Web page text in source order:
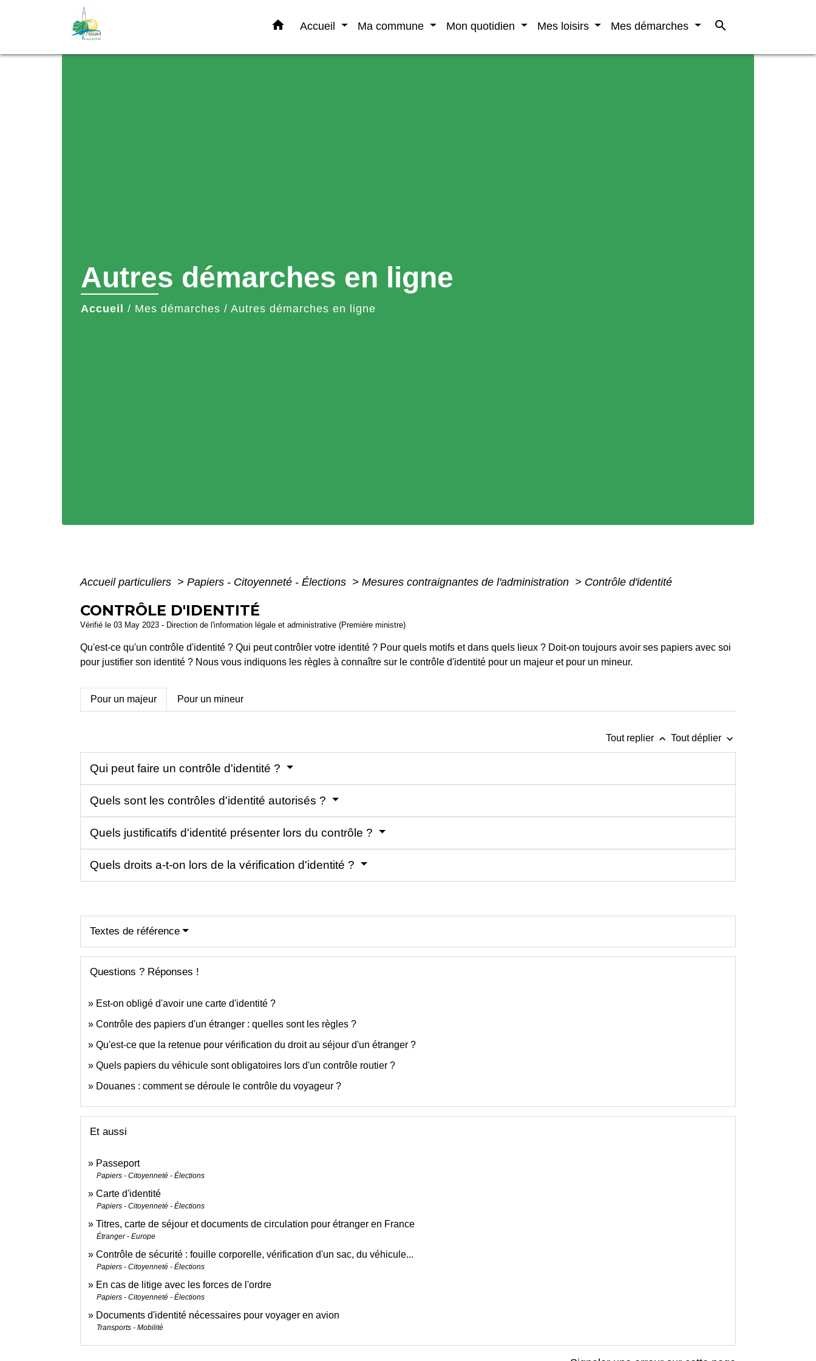
home Accueil Ma commune Mon quotidien Mes loisirs Mes démarches search
Autres démarches en ligne
Accueil / Mes démarches / Autres démarches en ligne
Accueil particuliers > Papiers - Citoyenneté - Élections > Mesures contraignantes de l'administration > Contrôle d'identité
CONTRÔLE D'IDENTITÉ
Vérifié le 03 May 2023 - Direction de l'information légale et administrative (Première ministre)
Qu'est-ce qu'un contrôle d'identité ? Qui peut contrôler votre identité ? Pour quels motifs et dans quels lieux ? Doit-on toujours avoir ses papiers avec soi
pour justifier son identité ? Nous vous indiquons les règles à connaître sur le contrôle d'identité pour un majeur et pour un mineur.
Pour un majeur Pour un mineur
Tout replier keyboard_arrow_up Tout déplier keyboard_arrow_down
Qui peut faire un contrôle d'identité ?
Quels sont les contrôles d'identité autorisés ?
Quels justificatifs d'identité présenter lors du contrôle ?
Quels droits a-t-on lors de la vérification d'identité ?
Textes de référence
Questions ? Réponses !
Est-on obligé d'avoir une carte d'identité ?
Contrôle des papiers d'un étranger : quelles sont les règles ?
Qu'est-ce que la retenue pour vérification du droit au séjour d'un étranger ?
Quels papiers du véhicule sont obligatoires lors d'un contrôle routier ?
Douanes : comment se déroule le contrôle du voyageur ?
Et aussi
Passeport
Papiers - Citoyenneté - Élections
Carte d'identité
Papiers - Citoyenneté - Élections
Titres, carte de séjour et documents de circulation pour étranger en France
Étranger - Europe
Contrôle de sécurité : fouille corporelle, vérification d'un sac, du véhicule...
Papiers - Citoyenneté - Élections
En cas de litige avec les forces de l'ordre
Papiers - Citoyenneté - Élections
Documents d'identité nécessaires pour voyager en avion
Transports - Mobilité